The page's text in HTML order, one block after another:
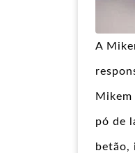
A
Mikem
pó de
betão,